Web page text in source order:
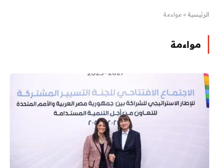
الرئيسية » مواءمة
مواءمة